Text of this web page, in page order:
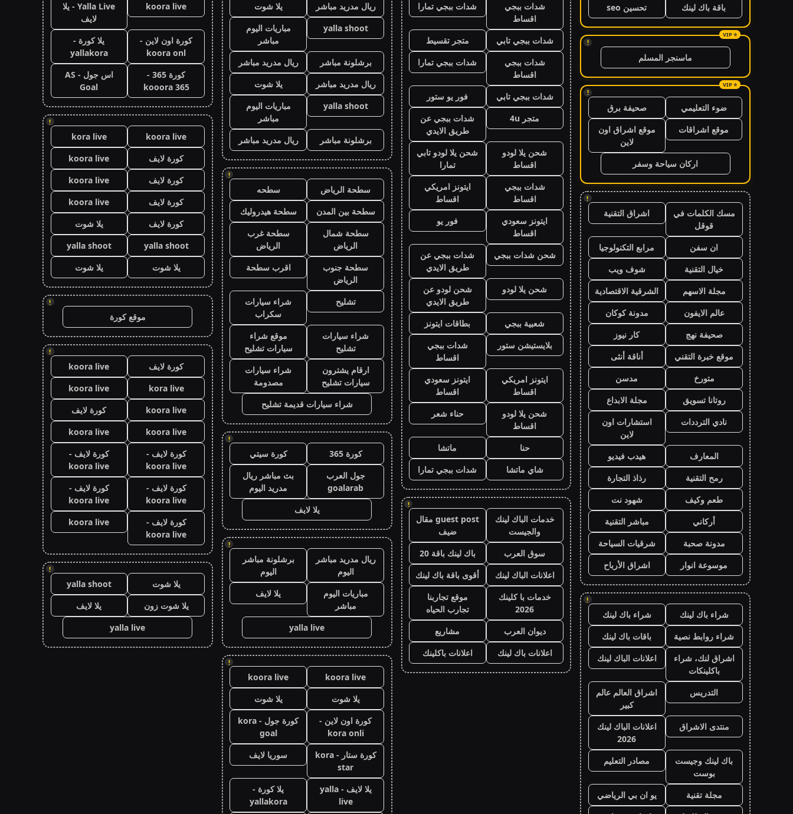
باقة باك لينك تحسين seo
!
ماسنجر المسلم
!
ضوء التعليمي
صحيفة برق
موقع اشراقات
موقع اشراق اون
لاين
اركان سياحة وسفر
!
مسك الكلمات في
قوقل
اشراق التقنية
ان سفن
مرابع التكنولوجيا
خيال التقنية
شوف ويب
مجلة الاسهم
الشرقية الاقتصادية
عالم الايفون
مدونة كوكان
صحيفة نهج
كار نيوز
موقع خبرة التقني
أناقة أنثى
متورخ
مدسن
روتانا تسويق
مجلة الابداع
نادي الترددات
استشارات اون
لاين
المعارف
هيدب فيديو
رمح التقنية
رذاذ التجارة
طعم وكيف
شهود نت
أركاني
مباشر التقنية
مدونة صحبة
شرقيات السياحة
موسوعة انوار
اشراق الأرباح
!
شراء باك لينك
شراء باك لينك
شراء روابط نصية
باقات باك لينك
اشراق لنك، شراء
باكلينكات
اعلانات الباك لينك
التدريس
اشراق العالم عالم
كبير
منتدى الاشراق
اعلانات الباك لينك
2026
باك لينك وجيست
بوست
مصادر التعليم
مجلة تقنية
يو ان بي الرياضي
شدات ببجي
اقساط
شدات ببجي تمارا
شدات ببجي تابي
متجر تقسيط
شدات ببجي
اقساط
شدات ببجي تمارا
شدات ببجي تابي
فور يو ستور
متجر 4u
شدات ببجي عن
طريق الايدي
شحن يلا لودو
اقساط
شحن يلا لودو تابي
تمارا
شدات ببجي
اقساط
ايتونز امريكي
اقساط
ايتونز سعودي
اقساط
فور يو
شحن شدات ببجي
شدات ببجي عن
طريق الايدي
شحن يلا لودو
شحن لودو عن
طريق الايدي
شعبية ببجي
بطاقات ايتونز
بلايستيشن ستور
شدات ببجي
اقساط
ايتونز امريكي
اقساط
ايتونز سعودي
اقساط
شحن يلا لودو
اقساط
حناء شعر
حنا
ماتشا
شاي ماتشا
شدات ببجي تمارا
!
خدمات الباك لينك
والجيست
guest post مقال
ضيف
سوق العرب
باك لينك باقة 20
اعلانات الباك لينك
أقوى باقة باك لينك
خدمات با كلينك
2026
موقع تجاربنا
تجارب الحياه
ديوان العرب
مشاريع
اعلانات باك لينك
اعلانات باكلينك
ريال مدريد مباشر
يلا شوت
yalla shoot
مباريات اليوم
مباشر
برشلونة مباشر
ريال مدريد مباشر
ريال مدريد مباشر
يلا شوت
yalla shoot
مباريات اليوم
مباشر
برشلونة مباشر
ريال مدريد مباشر
!
سطحة الرياض
سطحه
سطحة بين المدن
سطحة هيدروليك
سطحة شمال
الرياض
سطحة غرب
الرياض
سطحة جنوب
الرياض
اقرب سطحة
تشليح
شراء سيارات
سكراب
شراء سيارات
تشليح
موقع شراء
سيارات تشليح
ارقام يشترون
سيارات تشليح
شراء سيارات
مصدومة
شراء سيارات قديمة تشليح
!
كورة 365
كورة سيتي
جول العرب
goalarab
بث مباشر ريال
مدريد اليوم
يلا لايف
!
ريال مدريد مباشر
اليوم
برشلونة مباشر
اليوم
مباريات اليوم
مباشر
يلا لايف
yalla live
!
koora live
koora live
يلا شوت
يلا شوت
كورة اون لاين -
kora onli
كورة جول - kora
goal
كورة ستار - kora
star
سوريا لايف
يلا لايف - yalla
live
يلا كورة -
yallakora
koora live
Yalla Live - يلا
لايف
كورة اون لاين -
koora onl
يلا كورة -
yallakora
كورة 365 -
kooora 365
اس جول - AS
Goal
!
koora live
kora live
كورة لايف
koora live
كورة لايف
koora live
كورة لايف
koora live
كورة لايف
يلا شوت
yalla shoot
yalla shoot
يلا شوت
يلا شوت
!
موقع كورة
!
كورة لايف
koora live
kora live
koora live
koora live
كورة لايف
koora live
koora live
كورة لايف -
koora live
كورة لايف -
koora live
كورة لايف -
koora live
كورة لايف -
koora live
كورة لايف -
koora live
koora live
!
يلا شوت
yalla shoot
يلا شوت زون
يلا لايف
yalla live